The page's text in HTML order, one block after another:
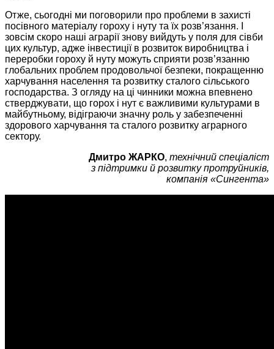
Отже, сьогодні ми поговорили про проблеми в захисті
посівного матеріалу гороху і нуту та їх розв’язання. І
зовсім скоро наші аграрії знову вийдуть у поля для сівби
цих культур, адже інвестиції в розвиток виробництва і
переробки гороху й нуту можуть сприяти розв’язанню
глобальних проблем продовольчої безпеки, покращенню
харчування населення та розвитку сталого сільського
господарства. З огляду на ці чинники можна впевнено
стверджувати, що горох і нут є важливими культурами в
майбутньому, відіграючи значну роль у забезпеченні
здорового харчування та сталого розвитку аграрного
сектору.
Дмитро ЖАРКО, технічний спеціаліст
з підтримки й розвитку протруйників,
компанія «Сингента»